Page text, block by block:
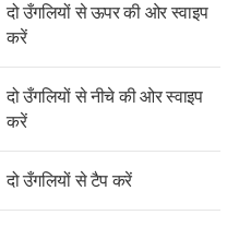
दो उँगलियों से ऊपर की ओर स्वाइप
करें
दो उँगलियों से नीचे की ओर स्वाइप
करें
दो उँगलियों से टैप करें